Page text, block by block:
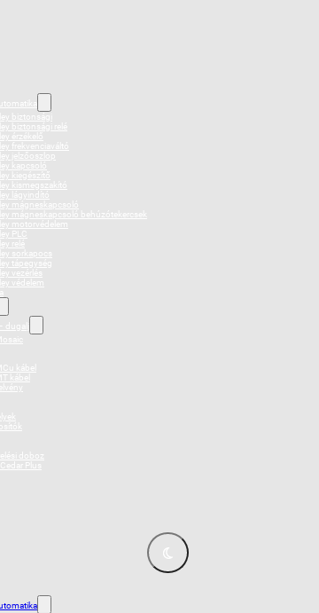
biztonsági
biztonsági relé
érzékelő
frekvenciaváltó
jelzőoszlop
kapcsoló
kiegészítő
kismegszakító
lágyindító
mágneskapcsoló
mágneskapcsoló behúzótekercsek
motorvédelem
PLC
relé
sorkapocs
tápegység
vezérlés
védelem
dugalj
kábel
kábel
doboz
Plus